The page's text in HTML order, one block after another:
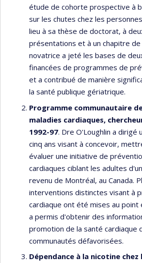
étude de cohorte prospective à
sur les chutes chez les
lieu à sa thèse de doctorat, à
présentations et à un chapitre
novatrice a jeté les bases de
financées de programmes de
et a contribué de manière
la santé publique gériatrique.
Programme communautaire
maladies cardiaques,
1992-97. Dre O'Loughlin a dirigé
cinq ans visant à concevoir,
évaluer une initiative de
cardiaques ciblant les adultes
revenu de Montréal, au Canada.
interventions distinctes visant à
cardiaque ont été mises au point
a permis d'obtenir des
promotion de la santé cardiaque
communautés défavorisées.
Dépendance à la nicotine